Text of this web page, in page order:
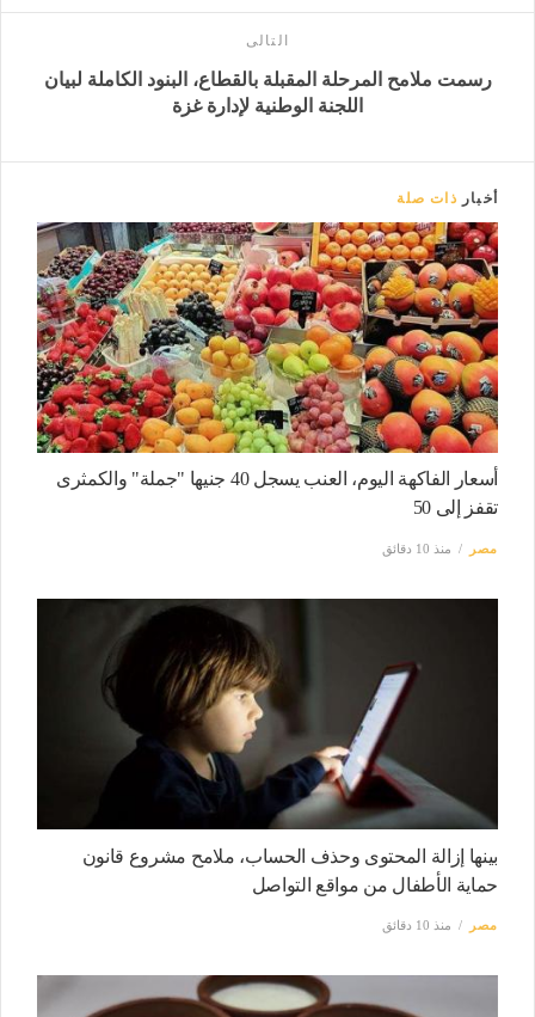
التالى
رسمت ملامح المرحلة المقبلة بالقطاع، البنود الكاملة لبيان
اللجنة الوطنية لإدارة غزة
أخبار ذات صلة
أسعار الفاكهة اليوم، العنب يسجل 40 جنيها "جملة" والكمثرى
تقفز إلى 50
مصر منذ 10 دقائق
بينها إزالة المحتوى وحذف الحساب، ملامح مشروع قانون
حماية الأطفال من مواقع التواصل
مصر منذ 10 دقائق